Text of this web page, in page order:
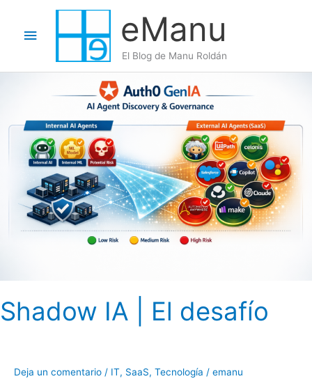
contenido
eManu
El Blog de Manu Roldán
Menú
principal
Shadow IA | El desafío
Deja un comentario / IT, SaaS, Tecnología / emanu